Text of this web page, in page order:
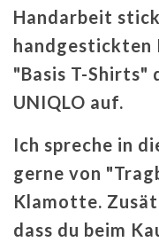
Handarbeit
handgestickten
"Basis T-Shirts"
UNIQLO auf.
Ich spreche in
gerne von
Klamotte.
dass du beim